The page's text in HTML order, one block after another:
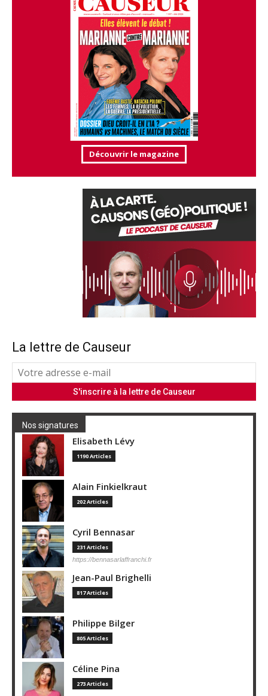
Découvrir le magazine
La lettre de Causeur
Nos signatures
Elisabeth Lévy
1190 Articles
Alain Finkielkraut
202 Articles
Cyril Bennasar
231 Articles
https://bennasarlaffranchi.fr
Jean-Paul Brighelli
817 Articles
Philippe Bilger
805 Articles
Céline Pina
273 Articles